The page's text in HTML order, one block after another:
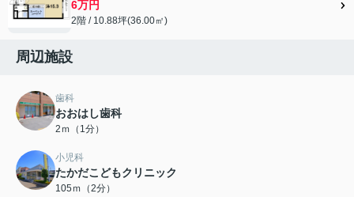
6万円
2階 / 10.88坪(36.00㎡)
周辺施設
歯科
おおはし歯科
2ｍ（1分）
小児科
たかだこどもクリニック
105ｍ（2分）